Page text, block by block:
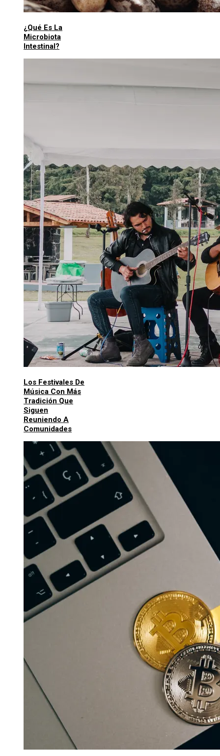
¿Qué Es La
Microbiota
Intestinal?
Los Festivales De
Música Con Más
Tradición Que
Siguen
Reuniendo A
Comunidades